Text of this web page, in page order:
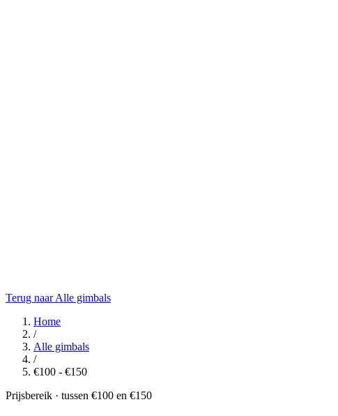
Terug naar Alle gimbals
Home
/
Alle gimbals
/
€100 - €150
Prijsbereik · tussen €100 en €150